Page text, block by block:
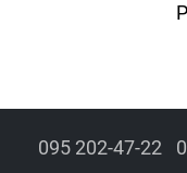
іншими новорічними
прикраси внутрішніх
та використанні, що
095 202-47-22